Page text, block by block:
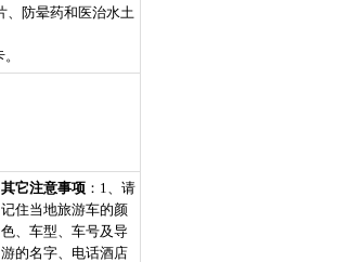
、防晕药和医治水土
其它注意事项 ： 1、请
记住当地旅游车的颜
色、车型、车号及导
游的名字、电话酒店